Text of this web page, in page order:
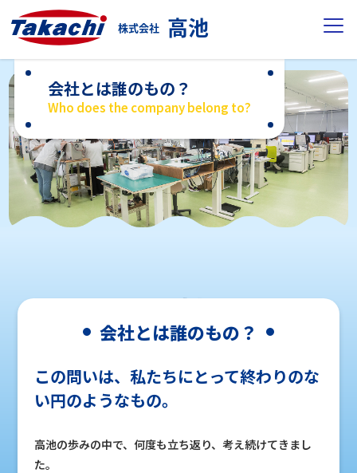
株式会社 高池
会社とは誰のもの？
Who does the company belong to?
会社とは誰のもの？
この問いは、私たちにとって終わりのな
い円のようなもの。
高池の歩みの中で、何度も立ち返り、考え続けてきまし
た。